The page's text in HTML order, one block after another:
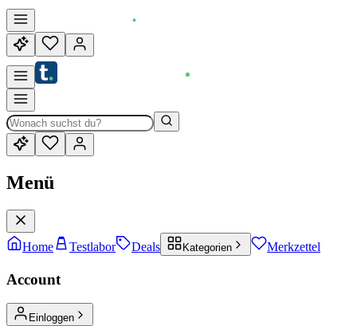
Menü
Home Testlabor Deals Kategorien Merkzettel
Account
Einloggen